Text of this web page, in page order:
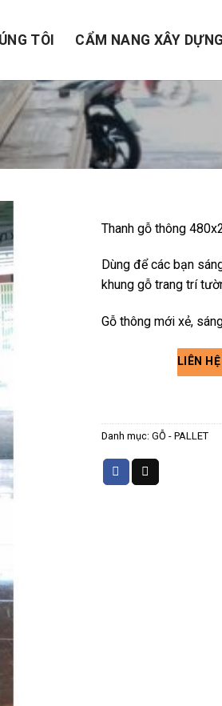
TÔI CẨM NANG XÂY DỰNG
Thanh gỗ thông
Dùng để các bạn
khung gỗ trang trí
Gỗ thông mới xẻ,
LIÊN
Danh mục: GỖ - PALLET